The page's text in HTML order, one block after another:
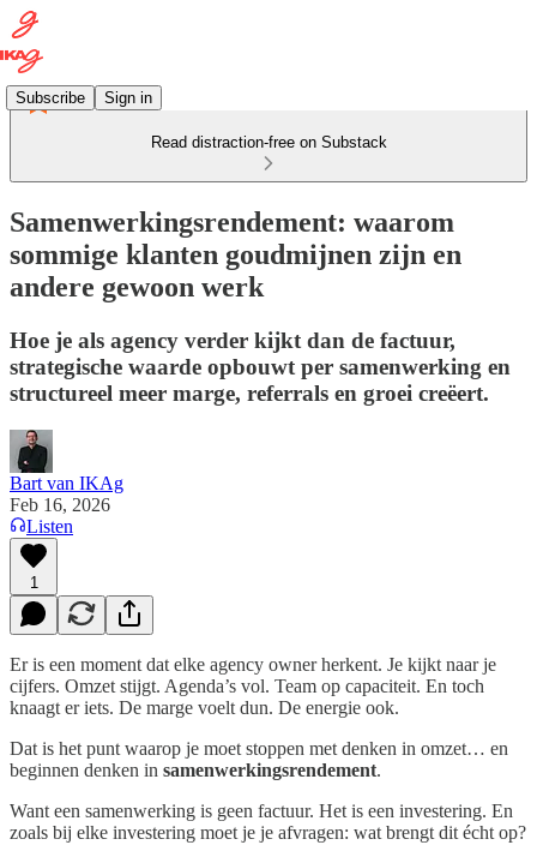
Subscribe Sign in
Read distraction-free on Substack
Samenwerkingsrendement: waarom
sommige klanten goudmijnen zijn en
andere gewoon werk
Hoe je als agency verder kijkt dan de factuur,
strategische waarde opbouwt per samenwerking en
structureel meer marge, referrals en groei creëert.
Bart van IKAg
Feb 16, 2026
Listen
1
Er is een moment dat elke agency owner herkent. Je kijkt naar je
cijfers. Omzet stijgt. Agenda’s vol. Team op capaciteit. En toch
knaagt er iets. De marge voelt dun. De energie ook.
Dat is het punt waarop je moet stoppen met denken in omzet… en
beginnen denken in samenwerkingsrendement.
Want een samenwerking is geen factuur. Het is een investering. En
zoals bij elke investering moet je je afvragen: wat brengt dit écht op?